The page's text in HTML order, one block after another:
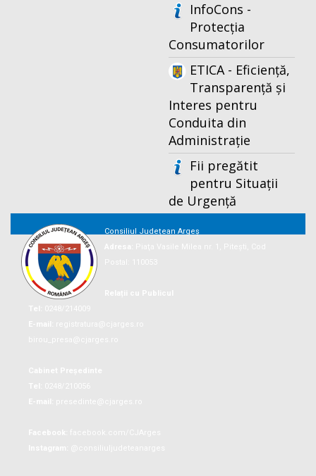
InfoCons -
Protecția
Consumatorilor
ETICA - Eficiență,
Transparență și
Interes pentru
Conduita din
Administrație
Fii pregătit
pentru Situații
de Urgență
Consiliul Județean Argeș